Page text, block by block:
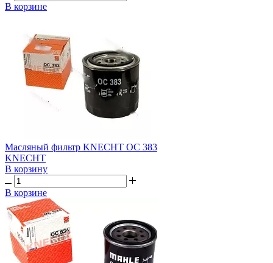
В корзине
Масляный фильтр KNECHT OC 383
KNECHT
В корзину
В корзине